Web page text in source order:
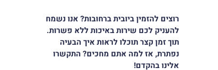
רוצים להזמין ביובית ברחובות? אנו נשמח
להעניק לכם שירות באיכות ללא פשרות.
תוך זמן קצר תוכלו לראות איך הבעיה
נפתרת, אז למה אתם מחכים? התקשרו
אלינו בהקדם!